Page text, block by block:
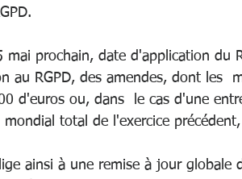
mai prochain, date d'application du
au RGPD, des amendes, dont les
d'euros ou, dans  le cas d'une
total de l'exercice
ainsi à une remise à jour globale